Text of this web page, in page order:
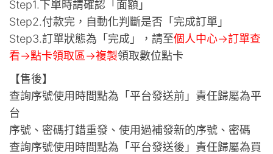
Step1.下單時請確認「面額」
Step2.付款完，自動化判斷是否「完成訂單」
Step3.訂單狀態為「完成」，請至個人中心->訂單查
看->點卡領取區->複製領取數位點卡
【售後】
查詢序號使用時間點為「平台發送前」責任歸屬為平
台
序號、密碼打錯重發、使用過補發新的序號、密碼
查詢序號使用時間點為「平台發送後」責任歸屬為買